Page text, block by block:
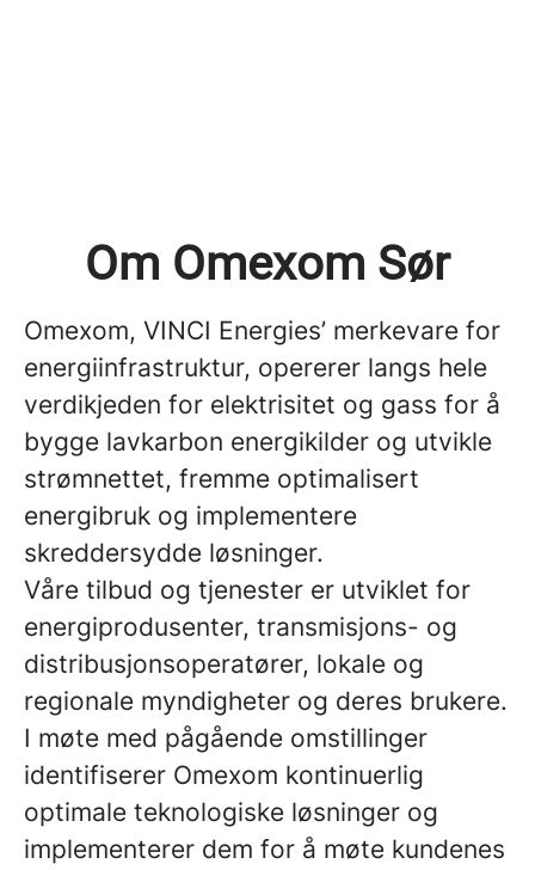
Om Omexom Sør
Omexom, VINCI Energies’ merkevare for
energiinfrastruktur, opererer langs hele
verdikjeden for elektrisitet og gass for å
bygge lavkarbon energikilder og utvikle
strømnettet, fremme optimalisert
energibruk og implementere
skreddersydde løsninger.
Våre tilbud og tjenester er utviklet for
energiprodusenter, transmisjons- og
distribusjonsoperatører, lokale og
regionale myndigheter og deres brukere.
I møte med pågående omstillinger
identifiserer Omexom kontinuerlig
optimale teknologiske løsninger og
implementerer dem for å møte kundenes